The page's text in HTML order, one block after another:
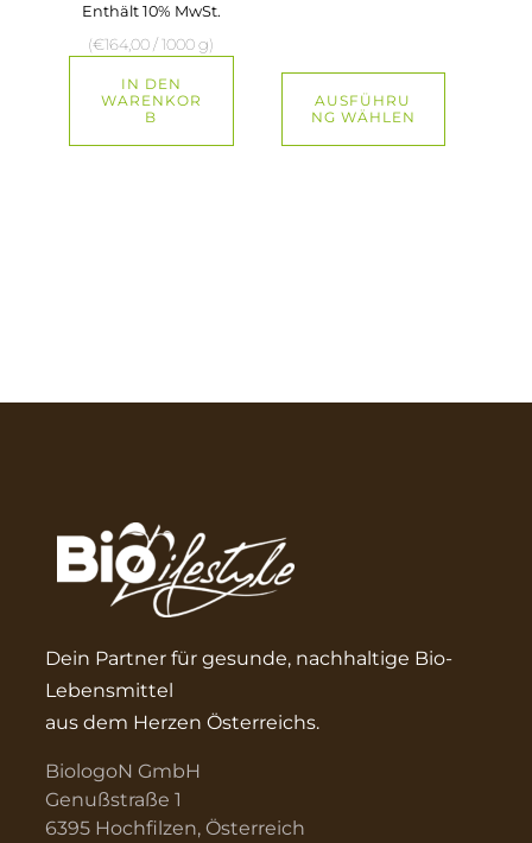
Enthält 10% MwSt.
(€164,00/ 1000 g)
IN DEN
WARENKOR
B
AUSFÜHRU
NG WÄHLEN
Dein Partner für gesunde, nachhaltige Bio-
Lebensmittel
aus dem Herzen Österreichs.
BiologoN GmbH
Genußstraße 1
6395 Hochfilzen, Österreich